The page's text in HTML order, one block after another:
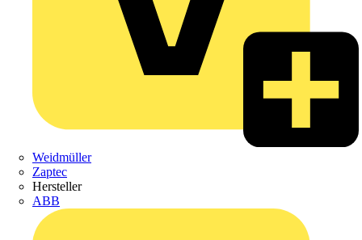
Weidmüller
Zaptec
Hersteller
ABB